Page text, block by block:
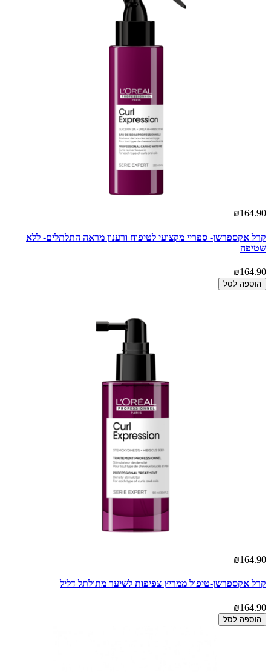
₪164.90
קרל אקספרשן- ספריי מקצועי לטיפוח ורענון מראה התלתלים- ללא
שטיפה
₪164.90
הוספה לסל
₪164.90
קרל אקספרשן-טיפול ממריץ צפיפות לשיער מתולתל דליל
₪164.90
הוספה לסל